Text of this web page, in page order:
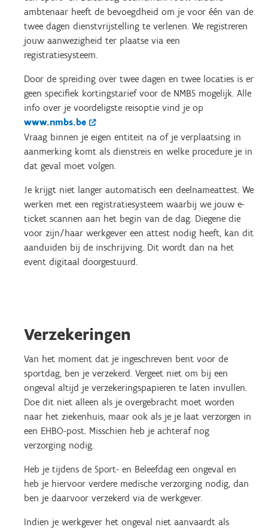
ambtenaar heeft de bevoegdheid om je voor één van de
twee dagen dienstvrijstelling te verlenen. We registreren
jouw aanwezigheid ter plaatse via een
registratiesysteem.
Door de spreiding over twee dagen en twee locaties is er
geen specifiek kortingstarief voor de NMBS mogelijk. Alle
info over je voordeligste reisoptie vind je op
www.nmbs.be
Vraag binnen je eigen entiteit na of je verplaatsing in
aanmerking komt als dienstreis en welke procedure je in
dat geval moet volgen.
Je krijgt niet langer automatisch een deelnameattest. We
werken met een registratiesysteem waarbij we jouw e-
ticket scannen aan het begin van de dag. Diegene die
voor zijn/haar werkgever een attest nodig heeft, kan dit
aanduiden bij de inschrijving. Dit wordt dan na het
event digitaal doorgestuurd.
Verzekeringen
Van het moment dat je ingeschreven bent voor de
sportdag, ben je verzekerd. Vergeet niet om bij een
ongeval altijd je verzekeringspapieren te laten invullen.
Doe dit niet alleen als je overgebracht moet worden
naar het ziekenhuis, maar ook als je je laat verzorgen in
een EHBO-post. Misschien heb je achteraf nog
verzorging nodig.
Heb je tijdens de Sport- en Beleefdag een ongeval en
heb je hiervoor verdere medische verzorging nodig, dan
ben je daarvoor verzekerd via de werkgever.
Indien je werkgever het ongeval niet aanvaardt als